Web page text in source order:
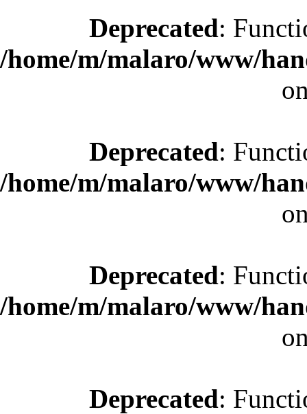
Deprecated:
/home/m/malaro/www/
Deprecated:
/home/m/malaro/www/
Deprecated:
/home/m/malaro/www/
Deprecated: